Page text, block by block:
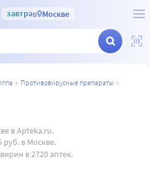
завтрав Москве
противовирусные препараты
в Apteka.ru.
руб. в Москве.
в 2720 аптек.